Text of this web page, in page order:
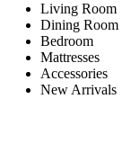
Living Room
Dining Room
Bedroom
Mattresses
Accessories
New Arrivals